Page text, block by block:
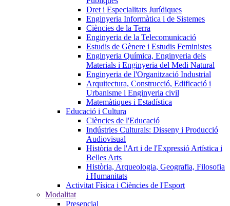
Dret i Especialitats Jurídiques
Enginyeria Informàtica i de Sistemes
Ciències de la Terra
Enginyeria de la Telecomunicació
Estudis de Gènere i Estudis Feministes
Enginyeria Química, Enginyeria dels
Materials i Enginyeria del Medi Natural
Enginyeria de l'Organització Industrial
Arquitectura, Construcció, Edificació i
Urbanisme i Enginyeria civil
Matemàtiques i Estadística
Educació i Cultura
Ciències de l'Educació
Indústries Culturals: Disseny i Producció
Audiovisual
Història de l'Art i de l'Expressió Artística i
Belles Arts
Història, Arqueologia, Geografia, Filosofia
i Humanitats
Activitat Física i Ciències de l'Esport
Modalitat
Presencial